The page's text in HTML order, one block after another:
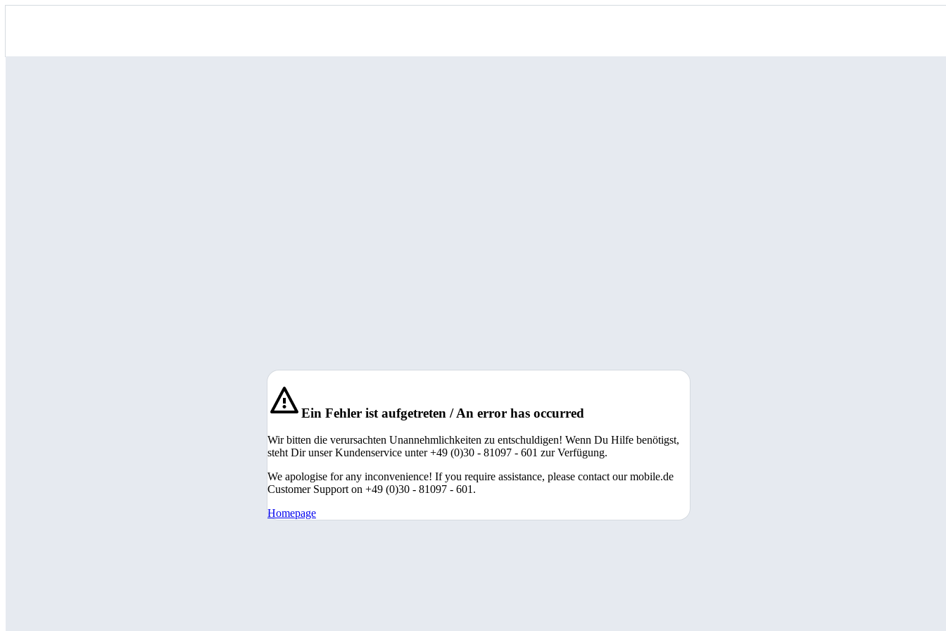
Ein Fehler ist aufgetreten / An error has occurred
Wir bitten die verursachten Unannehmlichkeiten zu entschuldigen! Wenn Du Hilfe benötigst,
steht Dir unser Kundenservice unter +49 (0)30 - 81097 - 601 zur Verfügung.
We apologise for any inconvenience! If you require assistance, please contact our mobile.de
Customer Support on +49 (0)30 - 81097 - 601.
Homepage